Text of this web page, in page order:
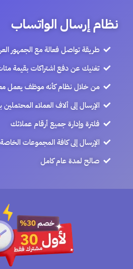
نظام إرسال الواتساب
طريقة تواصل فعالة مع الجمهور
تغنيك عن دفع اشتراكات بقيمة
من خلال نظام كأنه موظف يعمل
الإرسال إلى ألاف العملاء
فلترة وإدارة جميع أرقام عملائك
الإرسال إلى كافة المجموعات
صالح لمدة عام كامل